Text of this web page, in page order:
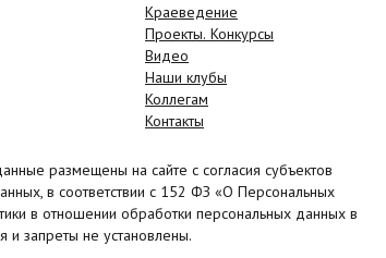
Краеведение
Проекты. Конкурсы
Видео
Наши клубы
Коллегам
Контакты
размещены на сайте с согласия субъектов
в соответствии с 152 ФЗ «О Персональных
в отношении обработки персональных данных в
и запреты не установлены.